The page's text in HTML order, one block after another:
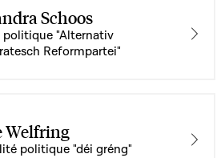
Schoos
politique "Alternativ
Reformpartei"
Welfring
politique "déi gréng"